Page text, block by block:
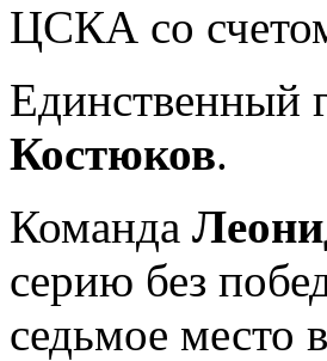
ЦСКА со
Единственный
Костюков.
Команда
серию без
седьмое место